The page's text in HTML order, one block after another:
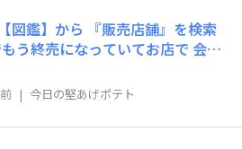
図鑑】から 『販売店舗』を検索
ま❤️ 私の大事な大事な推し味の
】が悲しいことに 今のところま
| 今日の堅あげポテト